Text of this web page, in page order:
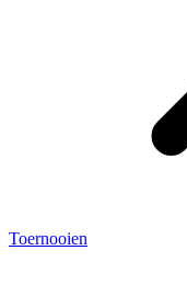
Toernooien